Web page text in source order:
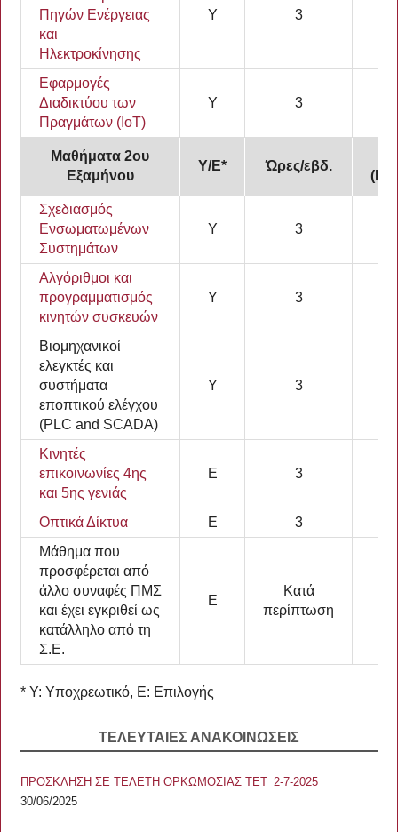
Πηγών Ενέργειας
και
Ηλεκτροκίνησης
Υ 3
Εφαρμογές
Διαδικτύου των
Πραγμάτων (IοT)
Υ 3
Μαθήματα 2ου
Εξαμήνου
Υ/Ε* Ώρες/εβδ.
Σχεδιασμός
Ενσωματωμένων
Συστημάτων
Υ 3
Αλγόριθμοι και
προγραμματισμός
κινητών συσκευών
Υ 3
Βιομηχανικοί
ελεγκτές και
συστήματα
εποπτικού ελέγχου
(PLC and SCADA)
Υ 3
Κινητές
επικοινωνίες 4ης
και 5ης γενιάς
Ε 3
Οπτικά Δίκτυα Ε 3
Μάθημα που
προσφέρεται από
άλλο συναφές ΠΜΣ
και έχει εγκριθεί ως
κατάλληλο από τη
Σ.Ε.
Ε
Κατά
περίπτωση
* Υ: Υποχρεωτικό, Ε: Επιλογής
ΤΕΛΕΥΤΑΙΕΣ ΑΝΑΚΟΙΝΩΣΕΙΣ
ΠΡΟΣΚΛΗΣΗ ΣΕ ΤΕΛΕΤΗ ΟΡΚΩΜΟΣΙΑΣ ΤΕΤ_2-7-2025
30/06/2025